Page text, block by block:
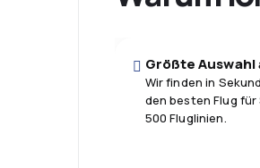
Größte Auswahl
Wir finden in
den besten Flug für
500 Fluglinien.